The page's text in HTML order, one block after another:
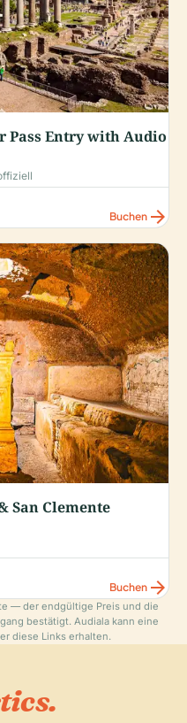
Pass Entry with Audio
Buchen arrow_forward
San Clemente
Buchen arrow_forward
— der endgültige Preis und die
bestätigt. Audiala kann eine
diese Links erhalten.